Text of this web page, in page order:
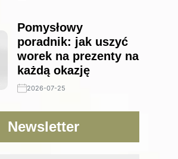
Pomysłowy
poradnik: jak uszyć
worek na prezenty na
każdą okazję
2026-07-25
Newsletter